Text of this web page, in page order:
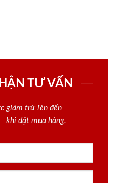
TƯ VẤN
giảm trừ lên đến
khi đặt mua hàng.